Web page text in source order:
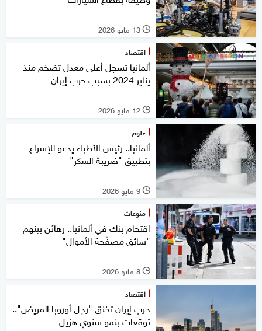
l 13 مايو 2026
اقتصاد
ألمانيا تسجل أعلى معدل تضخم منذ
يناير 2024 بسبب حرب إيران
l 12 مايو 2026
علوم
ألمانيا.. رئيس الأطباء يدعو للإسراع
بتطبيق "ضريبة السكر"
l 9 مايو 2026
منوعات
اقتحام بنك في ألمانيا.. رهائن بينهم
"سائق مصفّحة الأموال"
l 8 مايو 2026
اقتصاد
حرب إيران تخنق "رجل أوروبا المريض"..
توقعات بنمو سنوي هزيل